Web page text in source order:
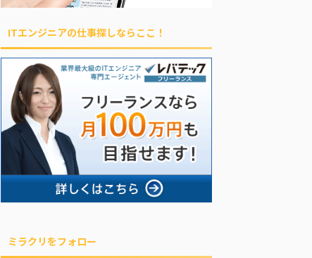
ITエンジニアの仕事探しならここ！
ミラクリをフォロー